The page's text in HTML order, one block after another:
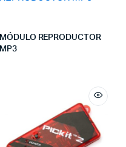
MÓDULO REPRODUCTOR
MP3